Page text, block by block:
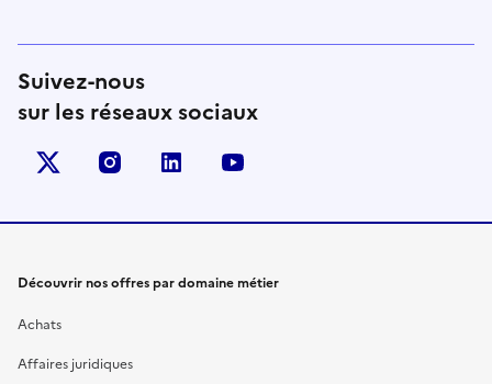
Suivez-nous
sur les réseaux sociaux
X (anciennement Twitter)
instagramlinkedin
Découvrir nos offres par domaine métier
Achats
Affaires juridiques